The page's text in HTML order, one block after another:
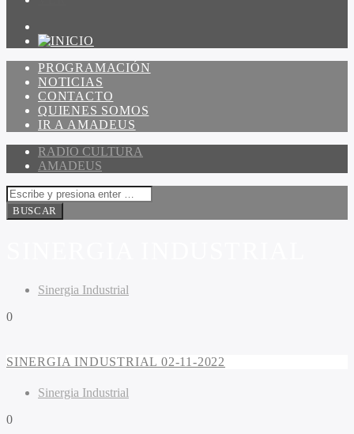
PROGRAMACIÓN
NOTICIAS
CONTACTO
QUIENES SOMOS
IR A AMADEUS
RADIO CULTURA
AMADEUS
Sinergia Industrial
0
SINERGIA INDUSTRIAL 02-11-2022
Sinergia Industrial
0